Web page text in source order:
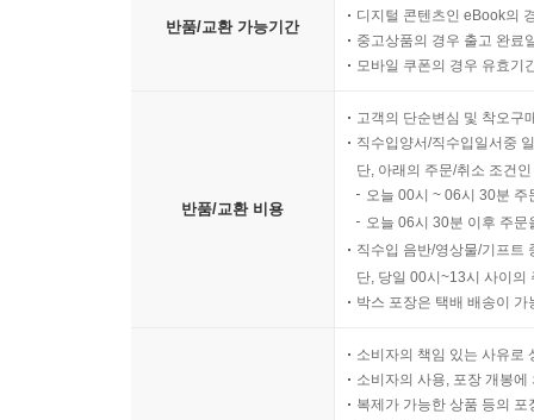
반품/교환 가능기간
디지털 콘텐츠인 eBook의
중고상품의 경우 출고 완료
모바일 쿠폰의 경우 유효기
반품/교환 비용
고객의 단순변심 및 착오구
직수입양서/직수입일서중
단, 아래의 주문/취소 조건
오늘 00시 ~ 06시 30분
오늘 06시 30분 이후 주
직수입 음반/영상물/기프트
단, 당일 00시~13시 사이의
박스 포장은 택배 배송이
소비자의 책임 있는 사유로
소비자의 사용, 포장 개봉
복제가 가능한 상품 등의